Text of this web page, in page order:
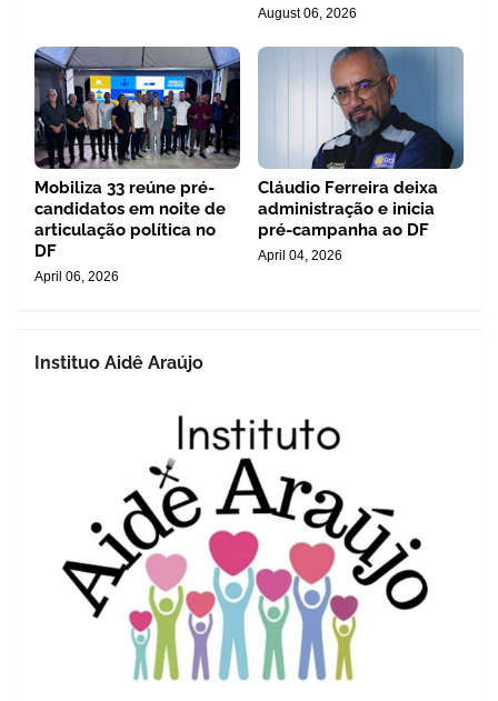
August 06, 2026
Mobiliza 33 reúne pré-
candidatos em noite de
articulação política no
DF
April 06, 2026
Cláudio Ferreira deixa
administração e inicia
pré-campanha ao DF
April 04, 2026
Instituo Aidê Araújo